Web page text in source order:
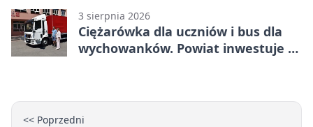
3 sierpnia 2026
Ciężarówka dla uczniów i bus dla
wychowanków. Powiat inwestuje w
<< Poprzedni